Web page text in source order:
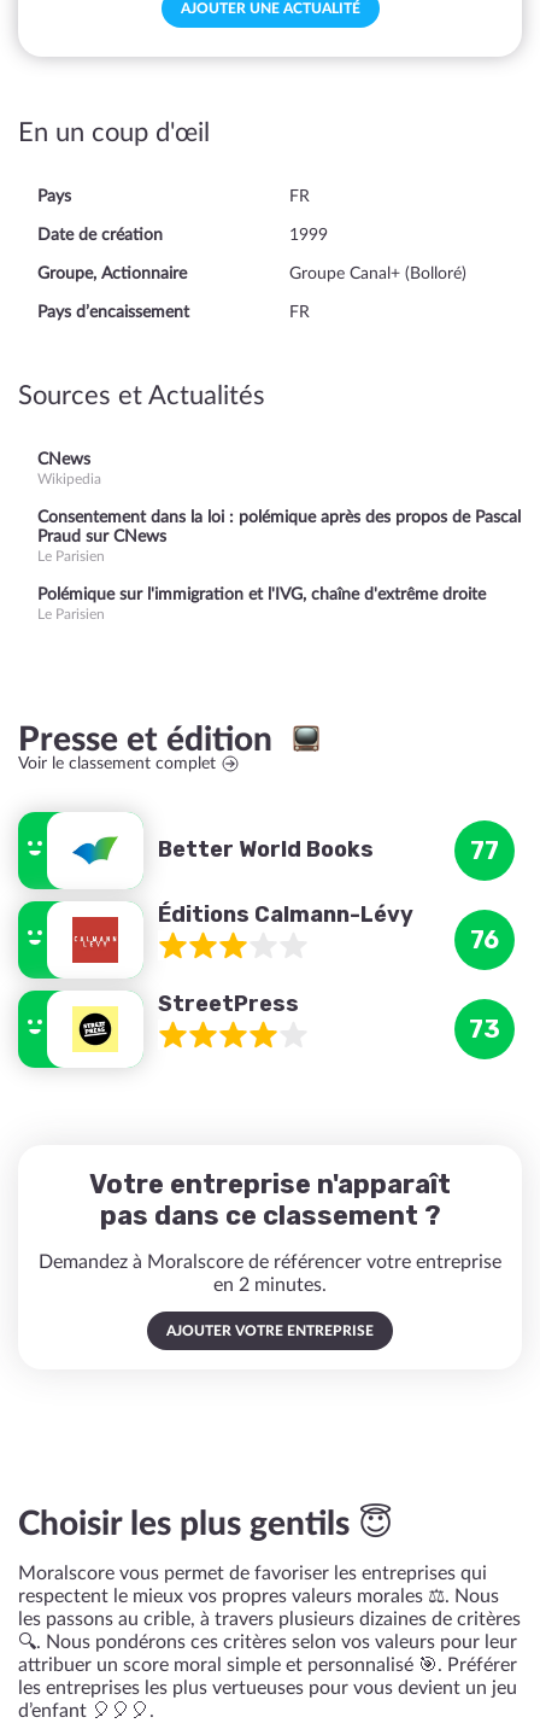
AJOUTER UNE ACTUALITÉ
En un coup d'œil
Pays FR
Date de création 1999
Groupe, Actionnaire Groupe Canal+ (Bolloré)
Pays d’encaissement FR
Sources et Actualités
CNews
Wikipedia
Consentement dans la loi : polémique après des propos de Pascal
Praud sur CNews
Le Parisien
Polémique sur l'immigration et l'IVG, chaîne d'extrême droite
Le Parisien
Presse et édition
Voir le classement complet
Better World Books 77
Éditions Calmann-Lévy
76
StreetPress
73
Votre entreprise n'apparaît
pas dans ce classement ?
Demandez à Moralscore de référencer votre entreprise
en 2 minutes.
AJOUTER VOTRE ENTREPRISE
Choisir les plus gentils 😇
Moralscore vous permet de favoriser les entreprises qui
respectent le mieux vos propres valeurs morales ⚖️. Nous
les passons au crible, à travers plusieurs dizaines de critères
🔍. Nous pondérons ces critères selon vos valeurs pour leur
attribuer un score moral simple et personnalisé 🎯. Préférer
les entreprises les plus vertueuses pour vous devient un jeu
d’enfant 🎈🎈🎈.